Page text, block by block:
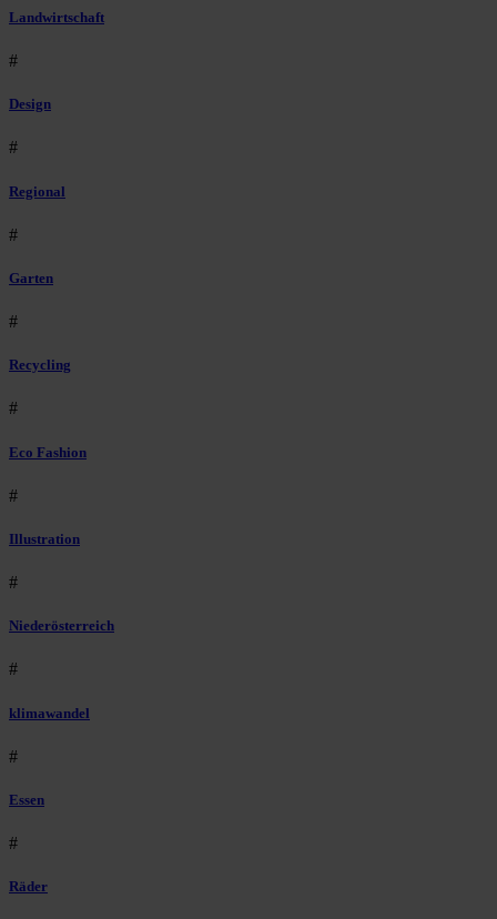
Landwirtschaft
#
Design
#
Regional
#
Garten
#
Recycling
#
Eco Fashion
#
Illustration
#
Niederösterreich
#
klimawandel
#
Essen
#
Räder